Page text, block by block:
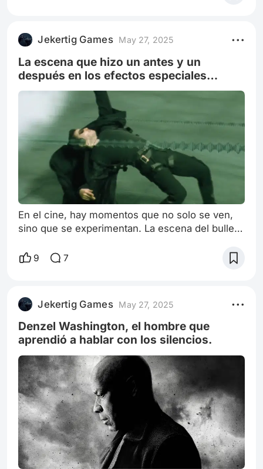
pacífico. El tipo de frío que se colaba por la
ventana entreabierta de su estudio mientras
revisaba documentos de la Fundación Wayne,
Jekertig Games May 27, 2025
La escena que hizo un antes y un
después en los efectos especiales
(Bulett Time, The Matrix 1999)
En el cine, hay momentos que no solo se ven,
sino que se experimentan. La escena del bullet
instantes en los que el tiempo parece
éxtasis visual. Es una coreografía de violencia y
gracia, un ballet de balas que redefinió para
siempre el lenguaje del cine de acción. El
Nacimient
9 7
Jekertig Games May 27, 2025
Denzel Washington, el hombre que
aprendió a hablar con los silencios.